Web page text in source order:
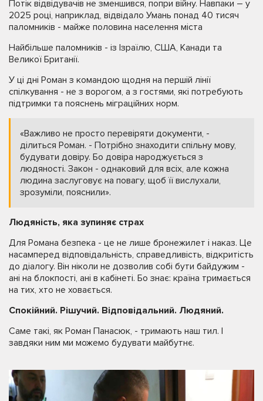
Потік відвідувачів не зменшився, попри війну. Навпаки – у
2025 році, наприклад, відвідало Умань понад 40 тисяч
паломників - майже половина населення міста
Найбільше паломників - із Ізраїлю, США, Канади та
Великої Британії.
У ці дні Роман з командою щодня на першій лінії
спілкування - не з ворогом, а з гостями, які потребують
підтримки та пояснень міграційних норм.
«Важливо не просто перевіряти документи, -
ділиться Роман. - Потрібно знаходити спільну мову,
будувати довіру. Бо довіра народжується з
людяності. Закон - однаковий для всіх, але кожна
людина заслуговує на повагу, щоб її вислухали,
зрозуміли, пояснили».
Людяність, яка зупиняє страх
Для Романа безпека - це не лише бронежилет і наказ. Це
насамперед відповідальність, справедливість, відкритість
до діалогу. Він ніколи не дозволив собі бути байдужим -
ані на блокпості, ані в кабінеті. Бо знає: країна тримається
на тих, хто не ховається.
Спокійний. Рішучий. Відповідальний. Людяний.
Саме такі, як Роман Панасюк, - тримають наш тил. І
завдяки ним ми можемо будувати майбутнє.